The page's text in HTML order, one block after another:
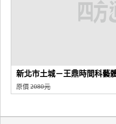
新北市土城－王鼎時間科藝
原價2080元